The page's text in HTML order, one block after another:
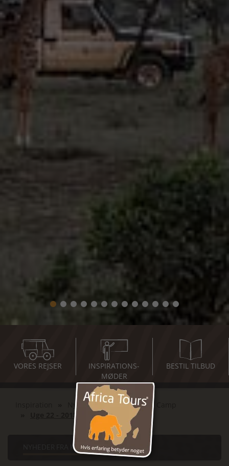
VORES REJSER
INSPIRATIONS-
MØDER
BESTIL TILBUD
Nyheder fra Karen Blixen Camp
Uge 22 - 2018
NYHEDER FRA KAREN BLIXEN CAMP